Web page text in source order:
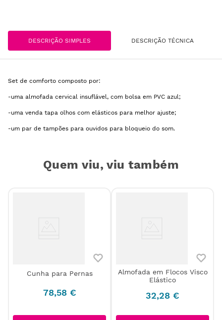
DESCRIÇÃO SIMPLES DESCRIÇÃO TÉCNICA
Set de comforto composto por:
-uma almofada cervical insuflável, com bolsa em PVC azul;
-uma venda tapa olhos com elásticos para melhor ajuste;
-um par de tampões para ouvidos para bloqueio do som.
Quem viu, viu também
Cunha para Pernas
78,58 €
Almofada em Flocos Visco
Elástico
32,28 €